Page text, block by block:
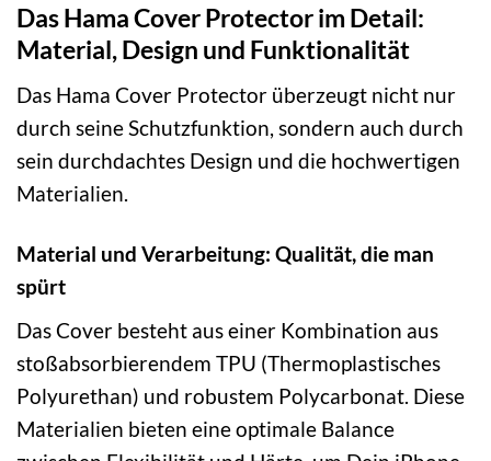
Das Hama Cover Protector im Detail:
Material, Design und Funktionalität
Das Hama Cover Protector überzeugt nicht nur
durch seine Schutzfunktion, sondern auch durch
sein durchdachtes Design und die hochwertigen
Materialien.
Material und Verarbeitung: Qualität, die man
spürt
Das Cover besteht aus einer Kombination aus
stoßabsorbierendem TPU (Thermoplastisches
Polyurethan) und robustem Polycarbonat. Diese
Materialien bieten eine optimale Balance